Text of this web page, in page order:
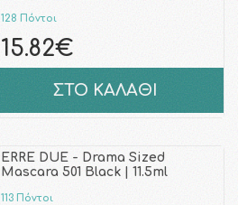
128 Πόντοι
15.82€
ΣΤΟ ΚΑΛΑΘΙ
ERRE DUE - Drama Sized
Mascara 501 Black | 11.5ml
113 Πόντοι